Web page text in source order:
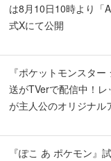
は8月10日10時より「
式Xにて公開
『ポケットモンスタ
送がTVerで配信中！レ
が主人公のオリジナル
『ぽこ あ ポケモン』